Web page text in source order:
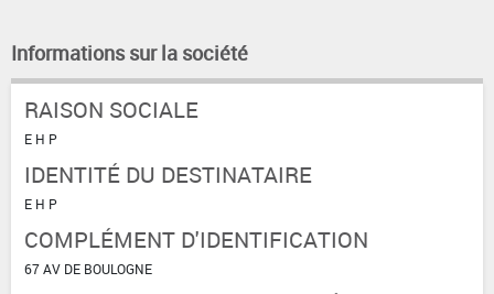
Informations sur la société
RAISON SOCIALE
E H P
IDENTITÉ DU DESTINATAIRE
E H P
COMPLÉMENT D'IDENTIFICATION
67 AV DE BOULOGNE